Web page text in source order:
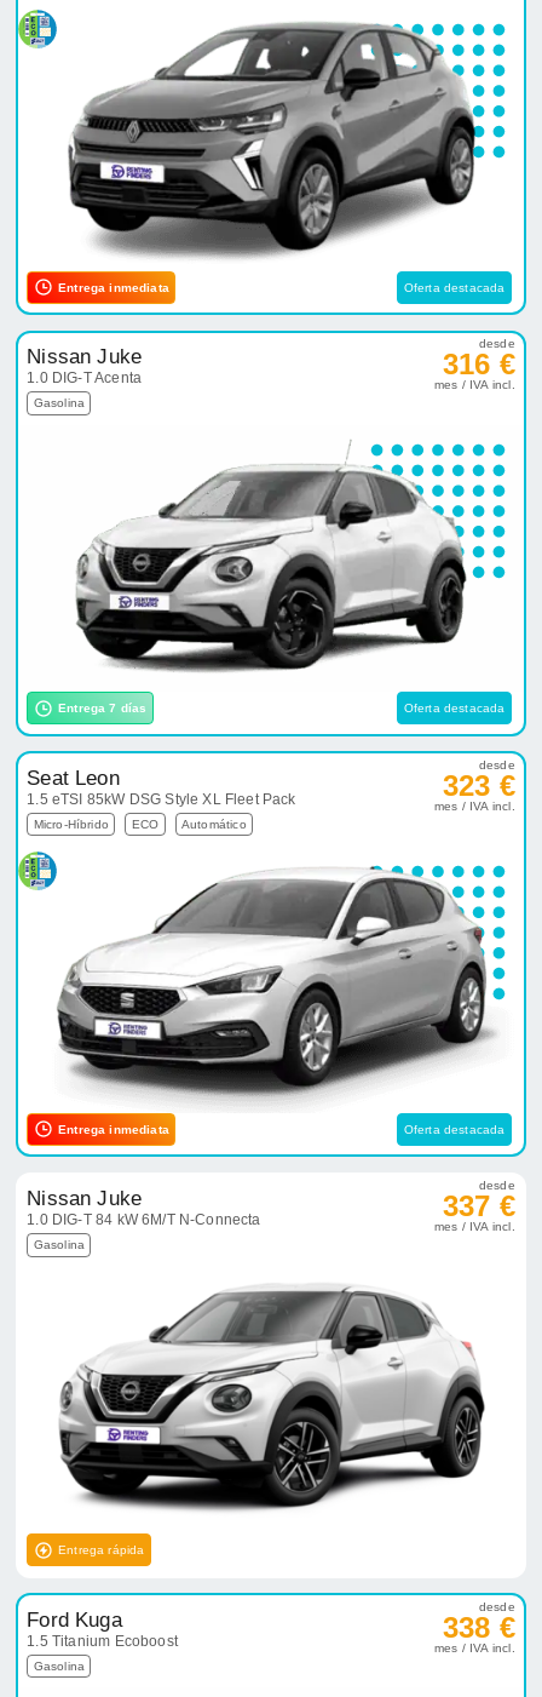
Entrega inmediata Oferta destacada
Nissan Juke
1.0 DIG-T Acenta
Gasolina
desde
316 €
mes / IVA incl.
Entrega 7 días Oferta destacada
Seat Leon
1.5 eTSI 85kW DSG Style XL Fleet Pack
Micro-Híbrido ECO Automático
desde
323 €
mes / IVA incl.
Entrega inmediata Oferta destacada
Nissan Juke
1.0 DIG-T 84 kW 6M/T N-Connecta
Gasolina
desde
337 €
mes / IVA incl.
Entrega rápida
Ford Kuga
1.5 Titanium Ecoboost
Gasolina
desde
338 €
mes / IVA incl.